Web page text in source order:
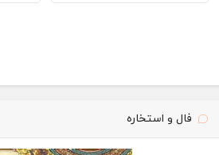
فال و استخاره